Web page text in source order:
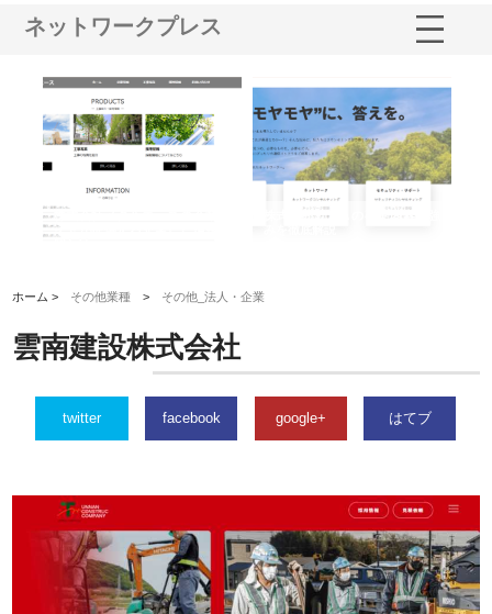
ネットワークプレス
イトが提供する充実した情報内
株式会社ＣＳＡの事業内容と強
ホーム > その他業種 > その他_法人・企業
雲南建設株式会社
twitter facebook google+ はてブ